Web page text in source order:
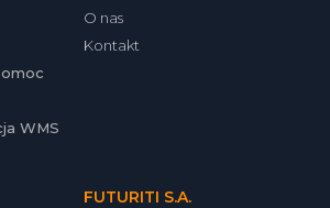
WMS
O nas
Kontakt
FUTURITI S.A.